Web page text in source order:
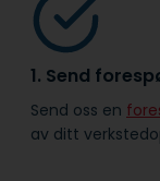
1. Send
Send oss en
av ditt